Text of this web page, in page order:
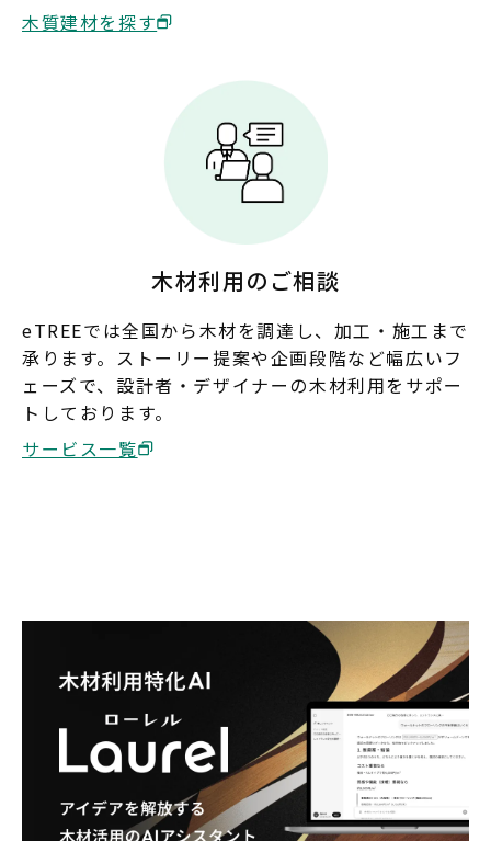
佐賀 長崎
宮崎
木質建材を探す
木材利用のご相談
eTREEでは全国から木材を調達し、加工・施工まで
承ります。ストーリー提案や企画段階など幅広いフ
ェーズで、設計者・デザイナーの木材利用をサポー
トしております。
サービス一覧